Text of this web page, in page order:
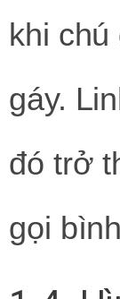
khi chú
gáy.
đó trở
gọi